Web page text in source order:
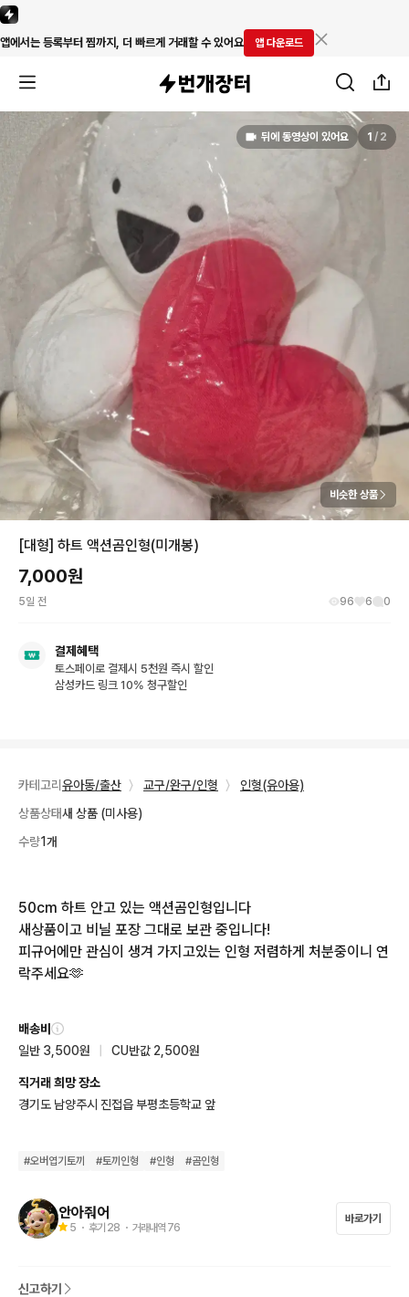
앱에서는 등록부터 찜까지, 더 빠르게 거래할 수 있어요 앱 다운로드
뒤에 동영상이 있어요 1 / 2
비슷한 상품
[대형] 하트 액션곰인형(미개봉)
7,000원
5일 전 96 6 0
결제혜택
토스페이로 결제시 5천원 즉시 할인
삼성카드 링크 10% 청구할인
카테고리 유아동/출산 〉 교구/완구/인형 〉
인형(유아용)
상품상태새 상품 (미사용)
수량1개
50cm 하트 안고 있는 액션곰인형입니다
새상품이고 비닐 포장 그대로 보관 중입니다!
피규어에만 관심이 생겨 가지고있는 인형 저렴하게 처분중이니 연
락주세요🫶
배송비
일반 3,500원
CU반값 2,500원
직거래 희망 장소
경기도 남양주시 진접읍 부평초등학교 앞
#오버엽기토끼 #토끼인형 #인형 #곰인형
안아줘어
5 ・ 후기 28 ・ 거래내역 76
바로가기
신고하기